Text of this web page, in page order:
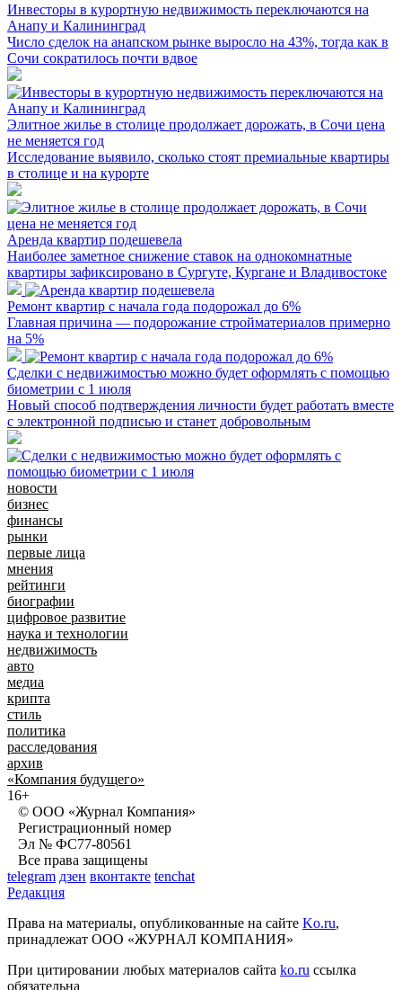
Инвесторы в курортную недвижимость переключаются на
Анапу и Калининград
Число сделок на анапском рынке выросло на 43%, тогда как в
Сочи сократилось почти вдвое
Элитное жилье в столице продолжает дорожать, в Сочи цена
не меняется год
Исследование выявило, сколько стоят премиальные квартиры
в столице и на курорте
Аренда квартир подешевела
Наиболее заметное снижение ставок на однокомнатные
квартиры зафиксировано в Сургуте, Кургане и Владивостоке
Ремонт квартир с начала года подорожал до 6%
Главная причина — подорожание стройматериалов примерно
на 5%
Сделки с недвижимостью можно будет оформлять с помощью
биометрии с 1 июля
Новый способ подтверждения личности будет работать вместе
с электронной подписью и станет добровольным
новости
бизнес
финансы
рынки
первые лица
мнения
рейтинги
биографии
цифровое развитие
наука и технологии
недвижимость
авто
медиа
крипта
стиль
политика
расследования
архив
«Компания будущего»
16+
© ООО «Журнал Компания»
Регистрационный номер
Эл № ФС77-80561
Все права защищены
telegram дзен вконтакте tenchat
Редакция
Права на материалы, опубликованные на сайте Ko.ru,
принадлежат ООО «ЖУРНАЛ КОМПАНИЯ»
При цитировании любых материалов сайта ko.ru ссылка
обязательна